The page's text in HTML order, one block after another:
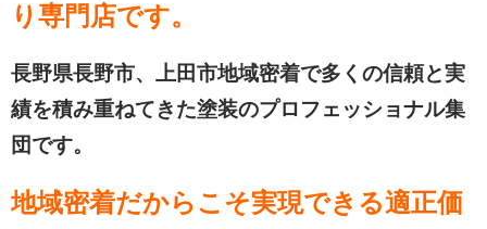
り専門店です。
長野県長野市、上田市地域密着で多くの信頼と実
績を積み重ねてきた塗装のプロフェッショナル集
団です。
地域密着だからこそ実現できる適正価